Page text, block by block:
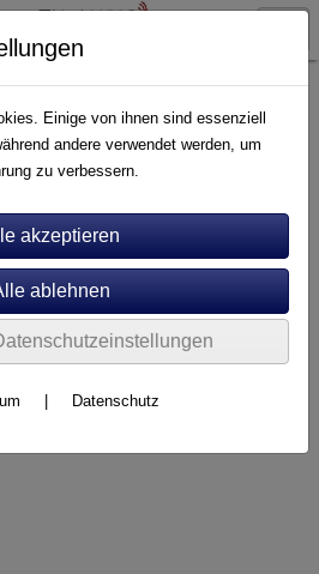
Einige von ihnen sind essenziell
andere verwendet werden, um
zu verbessern.
Datenschutz